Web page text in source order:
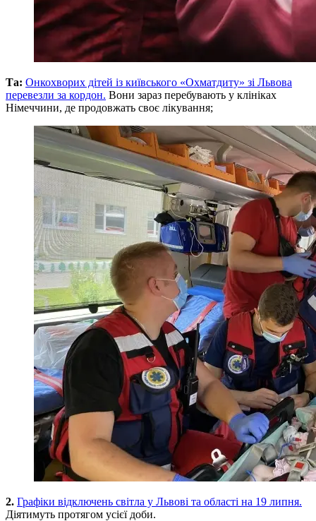
Та: Онкохворих дітей із київського «Охматдиту» зі Львова
перевезли за кордон. Вони зараз перебувають у клініках
Німеччини, де продовжать своє лікування;
2. Графіки відключень світла у Львові та області на 19 липня.
Діятимуть протягом усієї доби.